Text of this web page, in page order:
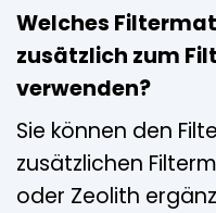
Welches
zusätzlich zum
verwenden?
Sie können den
zusätzlichen
oder Zeolith